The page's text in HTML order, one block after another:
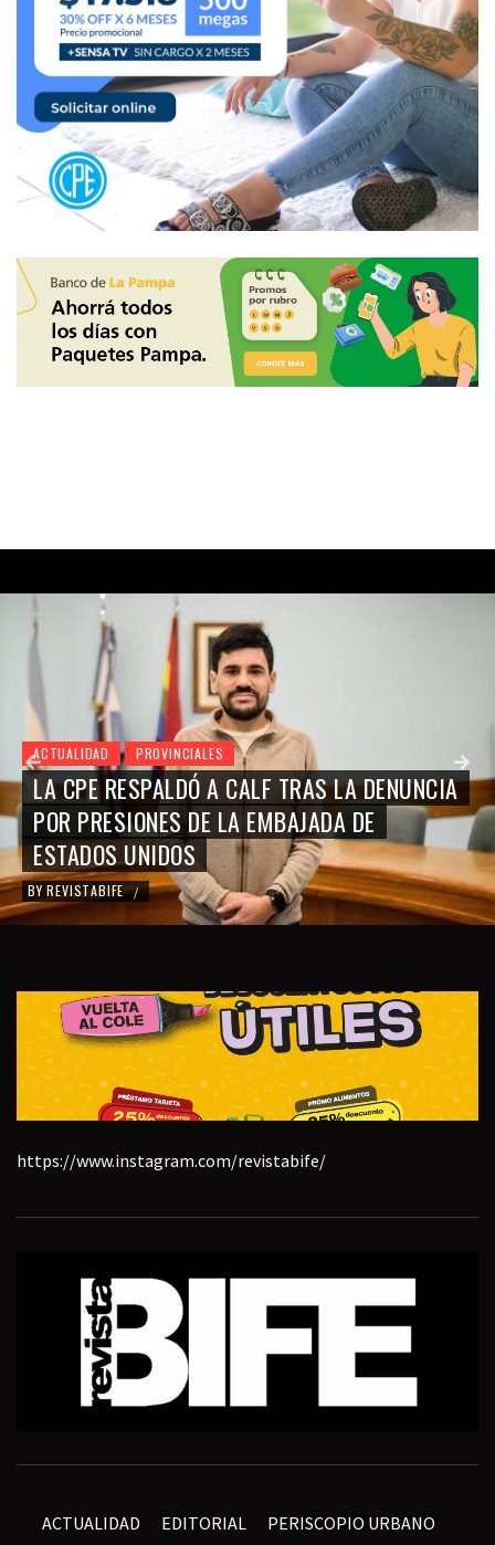
ACTUALIDAD PROVINCIALES
LA CPE RESPALDÓ A CALF TRAS LA DENUNCIA
POR PRESIONES DE LA EMBAJADA DE
ESTADOS UNIDOS
BY REVISTABIFE /
https://www.instagram.com/revistabife/
ACTUALIDAD EDITORIAL PERISCOPIO URBANO